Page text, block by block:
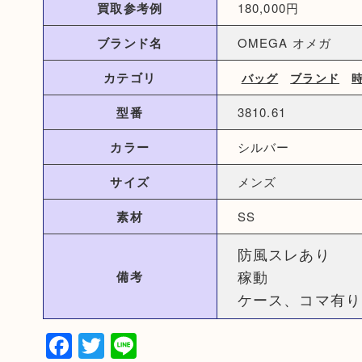
買取参考例 180,000円
ブランド名 OMEGA オメガ
カテゴリ バッグ ブランド
型番 3810.61
カラー シルバー
サイズ メンズ
素材 SS
備考
防風スレあり
稼動
ケース、コマ有り
Facebook
Twitter
Line